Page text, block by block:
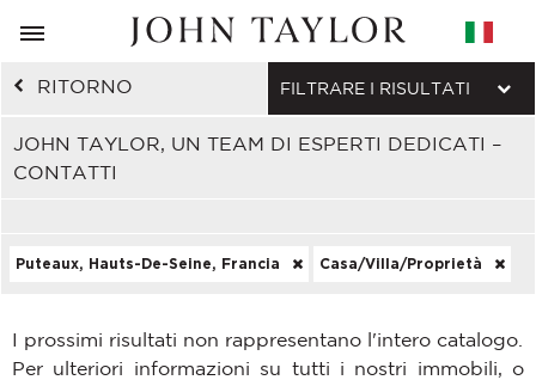
RITORNO
JOHN TAYLOR, UN TEAM DI ESPERTI DEDICATI –
CONTATTI
FILTRARE I RISULTATI
Puteaux, Hauts-De-Seine, Francia Casa/Villa/Proprietà
I prossimi risultati non rappresentano l'intero catalogo.
Per ulteriori informazioni su tutti i nostri immobili, o